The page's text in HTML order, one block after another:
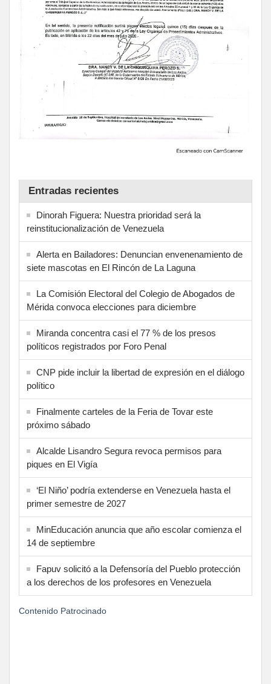
Entradas recientes
Dinorah Figuera: Nuestra prioridad será la
reinstitucionalización de Venezuela
Alerta en Bailadores: Denuncian envenenamiento de
siete mascotas en El Rincón de La Laguna
La Comisión Electoral del Colegio de Abogados de
Mérida convoca elecciones para diciembre
Miranda concentra casi el 77 % de los presos
políticos registrados por Foro Penal
CNP pide incluir la libertad de expresión en el diálogo
político
Finalmente carteles de la Feria de Tovar este
próximo sábado
Alcalde Lisandro Segura revoca permisos para
piques en El Vigía
‘El Niño’ podría extenderse en Venezuela hasta el
primer semestre de 2027
MinEducación anuncia que año escolar comienza el
14 de septiembre
Fapuv solicitó a la Defensoría del Pueblo protección
a los derechos de los profesores en Venezuela
Contenido Patrocinado